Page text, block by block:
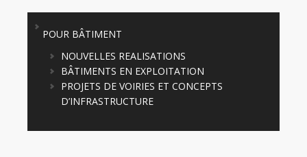
POUR BÂTIMENT
NOUVELLES REALISATIONS
BÂTIMENTS EN EXPLOITATION
PROJETS DE VOIRIES ET CONCEPTS
D’INFRASTRUCTURE